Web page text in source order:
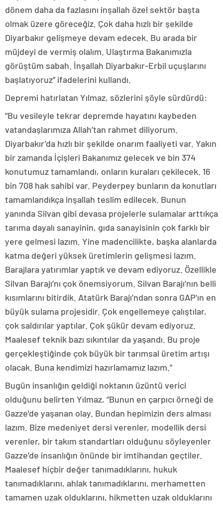
dönem daha da fazlasını inşallah özel sektör başta
olmak üzere göreceğiz. Çok daha hızlı bir şekilde
Diyarbakır gelişmeye devam edecek. Bu arada bir
müjdeyi de vermiş olalım. Ulaştırma Bakanımızla
görüştüm sabah. İnşallah Diyarbakır-Erbil uçuşlarını
başlatıyoruz” ifadelerini kullandı.
Depremi hatırlatan Yılmaz, sözlerini şöyle sürdürdü:
“Bu vesileyle tekrar depremde hayatını kaybeden
vatandaşlarımıza Allah’tan rahmet diliyorum.
Diyarbakır’da hızlı bir şekilde onarım faaliyeti var. Yakın
bir zamanda İçişleri Bakanımız gelecek ve bin 374
konutumuz tamamlandı, onların kuraları çekilecek. 16
bin 708 hak sahibi var. Peyderpey bunların da konutları
tamamlandıkça inşallah teslim edilecek. Bunun
yanında Silvan gibi devasa projelerle sulamalar arttıkça
tarıma dayalı sanayinin, gıda sanayisinin çok farklı bir
yere gelmesi lazım. Yine madencilikte, başka alanlarda
katma değeri yüksek üretimlerin gelişmesi lazım.
Barajlara yatırımlar yaptık ve devam ediyoruz. Özellikle
Silvan Barajı’nı çok önemsiyorum. Silvan Barajı’nın belli
kısımlarını bitirdik. Atatürk Barajı’ndan sonra GAP’ın en
büyük sulama projesidir. Çok engellemeye çalıştılar,
çok saldırılar yaptılar. Çok şükür devam ediyoruz.
Maalesef teknik bazı sıkıntılar da yaşandı. Bu proje
gerçekleştiğinde çok büyük bir tarımsal üretim artışı
olacak. Buna kendimizi hazırlamamız lazım.”
Bugün insanlığın geldiği noktanın üzüntü verici
olduğunu belirten Yılmaz, “Bunun en çarpıcı örneği de
Gazze’de yaşanan olay. Bundan hepimizin ders alması
lazım. Bize medeniyet dersi verenler, modellik dersi
verenler, bir takım standartları olduğunu söyleyenler
Gazze’de insanlığın önünde bir imtihandan geçtiler.
Maalesef hiçbir değer tanımadıklarını, hukuk
tanımadıklarını, ahlak tanımadıklarını, merhametten
tamamen uzak olduklarını, hikmetten uzak olduklarını